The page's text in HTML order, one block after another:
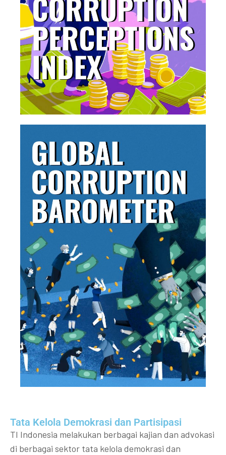
Tata Kelola Demokrasi dan Partisipasi​
TI Indonesia melakukan berbagai kajian dan advokasi
di berbagai sektor tata kelola demokrasi dan